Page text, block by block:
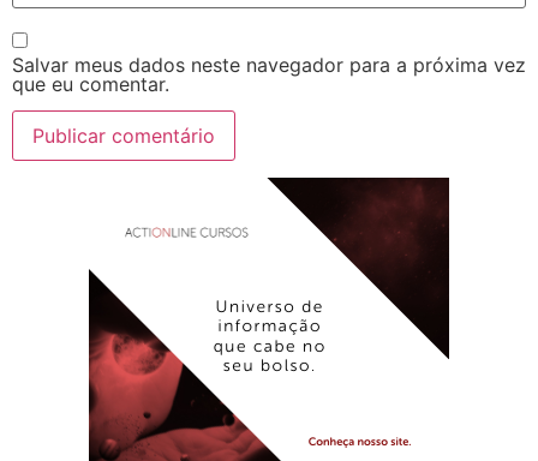
Salvar meus dados neste navegador para a próxima vez
que eu comentar.